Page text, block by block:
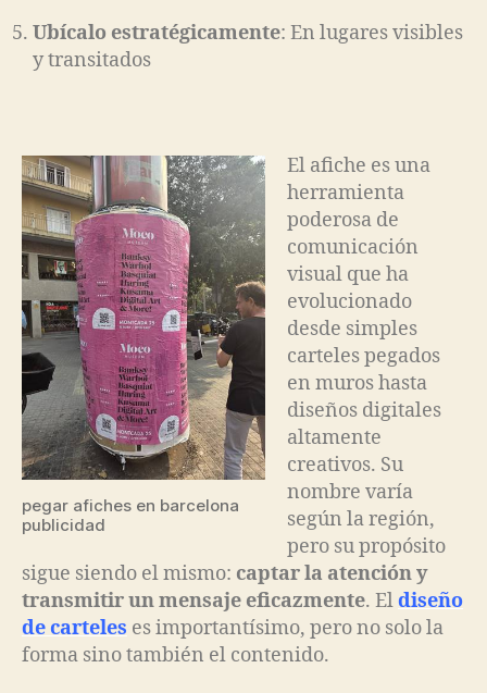
Ubícalo estratégicamente: En lugares visibles
y transitados
pegar afiches en barcelona
publicidad
El afiche es una
herramienta
poderosa de
comunicación
visual que ha
evolucionado
desde simples
carteles pegados
en muros hasta
diseños digitales
altamente
creativos. Su
nombre varía
según la región,
pero su propósito
sigue siendo el mismo: captar la atención y
transmitir un mensaje eficazmente. Eldiseño
de carteles es importantísimo, pero no solo la
forma sino también el contenido.